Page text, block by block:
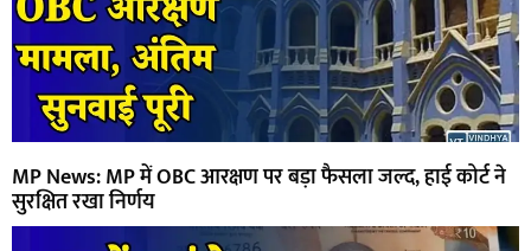
MP News: MP में OBC आरक्षण पर बड़ा फैसला जल्द, हाई कोर्ट ने
सुरक्षित रखा निर्णय